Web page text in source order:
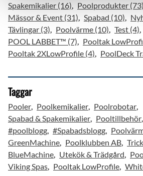
Spakemikalier (16)
Poolprodukter (73)
Mässor & Event (31)
Spabad (10)
Tävlingar (3)
Poolvärme (10) Test (4)
POOL LABBET™ (7)
Pooltak
Pooltak 2XLowProfile (4)
PoolDeck
Taggar
Pooler Poolkemikalier
Poolrobotar
Spabad & Spakemikalier
Pooltillbehör
#poolblogg #Spabadsblogg
GreenMachine
Poolklubben AB
BlueMachine
Utekök & Trädgård
Viking Spas
Pooltak LowProfile